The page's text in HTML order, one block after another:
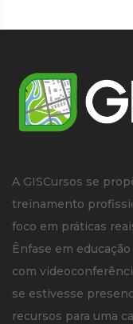
A GISCursos se
treinamento
foco em práticas
Ênfase em
com
se estivesse
recursos para uma